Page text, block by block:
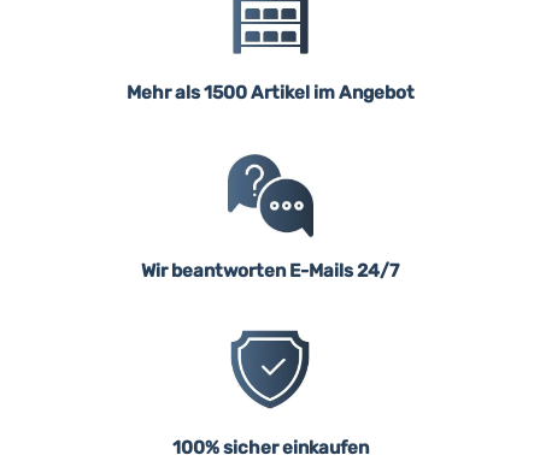
Mehr als 1500 Artikel im Angebot
Wir beantworten E-Mails 24/7
100% sicher einkaufen